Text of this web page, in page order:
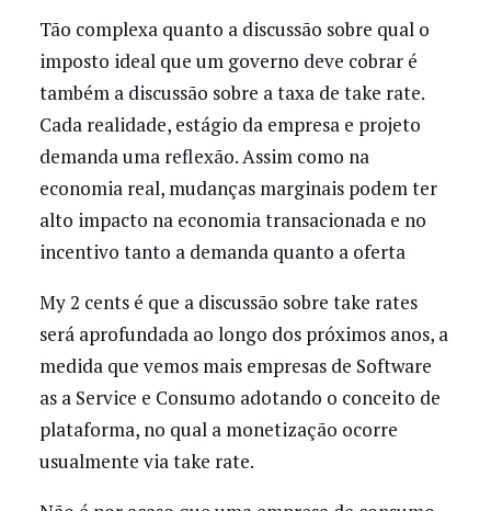
Tão complexa quanto a discussão sobre qual o
imposto ideal que um governo deve cobrar é
também a discussão sobre a taxa de take rate.
Cada realidade, estágio da empresa e projeto
demanda uma reflexão. Assim como na
economia real, mudanças marginais podem ter
alto impacto na economia transacionada e no
incentivo tanto a demanda quanto a oferta
My 2 cents é que a discussão sobre take rates
será aprofundada ao longo dos próximos anos, a
medida que vemos mais empresas de Software
as a Service e Consumo adotando o conceito de
plataforma, no qual a monetização ocorre
usualmente via take rate.